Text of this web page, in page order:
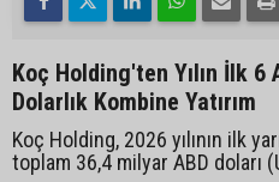
Koç Holding'ten Yılın İlk 6
Dolarlık Kombine Yatırım
Koç Holding, 2026 yılının ilk
toplam 36,4 milyar ABD doları